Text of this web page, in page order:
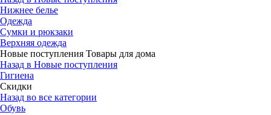
Нижнее белье
Одежда
Сумки и рюкзаки
Верхняя одежда
Новые поступления Товары для дома
Назад в Новые поступления
Гигиена
Скидки
Назад во все категории
Обувь